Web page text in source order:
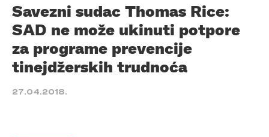
Savezni sudac Thomas Rice:
SAD ne može ukinuti potpore
za programe prevencije
tinejdžerskih trudnoća
27.04.2018.